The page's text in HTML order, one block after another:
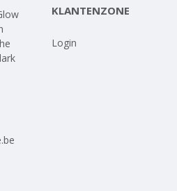
KLANTENZONE
Login